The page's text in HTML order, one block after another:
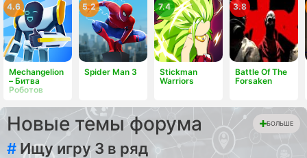
Mechangelion
– Битва
Роботов
4.6
Spider Man 3
5.2
Stickman
Warriors
7.4
Battle Of The
Forsaken
3.8
Новые темы форума БОЛЬШЕ
# Ищу игру 3 в ряд